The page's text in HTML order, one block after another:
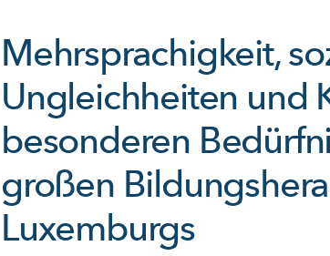
Mehrsprachigkeit,
Ungleichheiten und
besonderen
großen
Luxemburgs